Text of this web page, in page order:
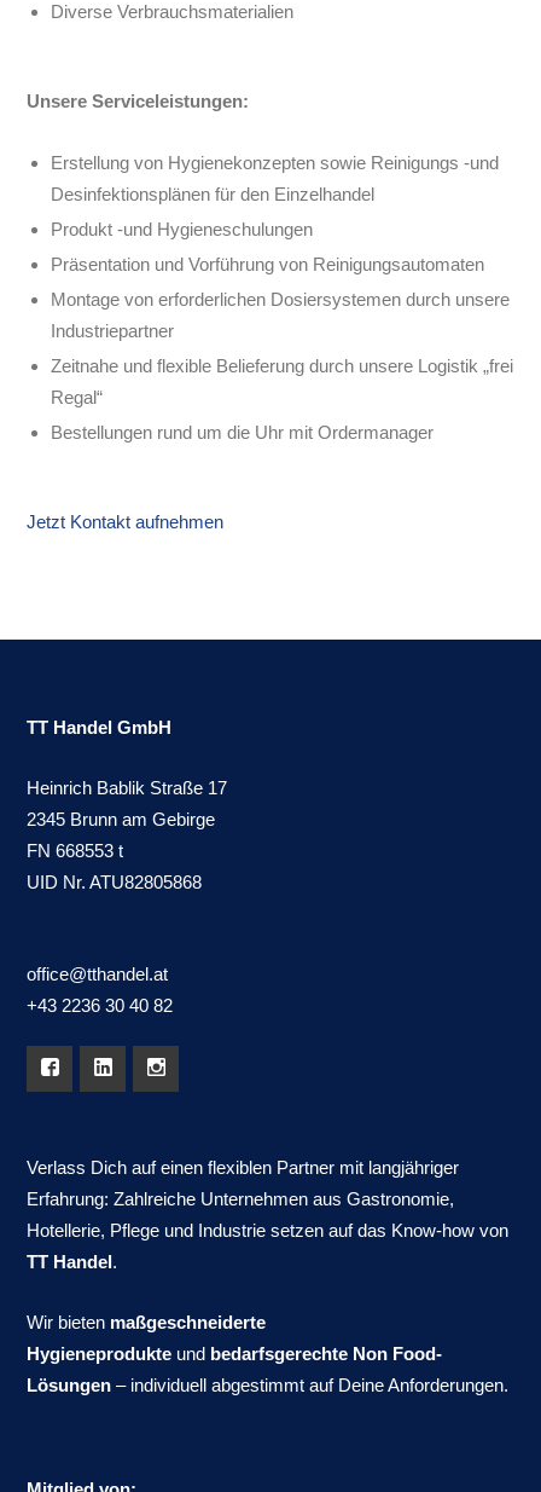
Diverse Verbrauchsmaterialien
Unsere Serviceleistungen:
Erstellung von Hygienekonzepten sowie Reinigungs -und
Desinfektionsplänen für den Einzelhandel
Produkt -und Hygieneschulungen
Präsentation und Vorführung von Reinigungsautomaten
Montage von erforderlichen Dosiersystemen durch unsere
Industriepartner
Zeitnahe und flexible Belieferung durch unsere Logistik „frei
Regal“
Bestellungen rund um die Uhr mit Ordermanager
Jetzt Kontakt aufnehmen
TT Handel GmbH
Heinrich Bablik Straße 17
2345 Brunn am Gebirge
FN 668553 t
UID Nr. ATU82805868
office@tthandel.at
+43 2236 30 40 82
Verlass Dich auf einen flexiblen Partner mit langjähriger
Erfahrung: Zahlreiche Unternehmen aus Gastronomie,
Hotellerie, Pflege und Industrie setzen auf das Know-how von
TT Handel.
Wir bieten maßgeschneiderte
Hygieneprodukte und bedarfsgerechte Non Food-
Lösungen – individuell abgestimmt auf Deine Anforderungen.